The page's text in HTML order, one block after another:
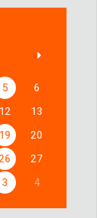
5
6
12
13
19
20
27
3 4